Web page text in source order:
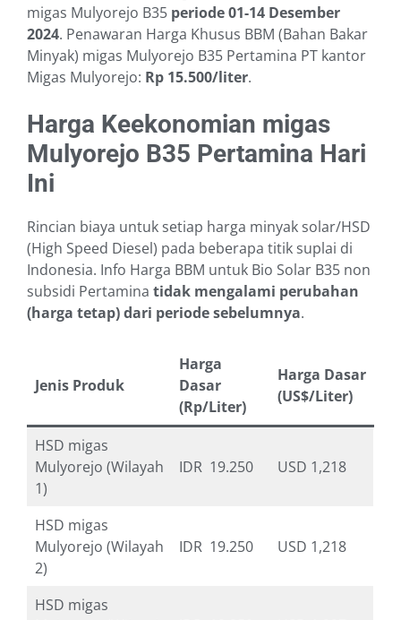
migas Mulyorejo B35 periode 01-14 Desember
2024. Penawaran Harga Khusus BBM (Bahan Bakar
Minyak) migas Mulyorejo B35 Pertamina PT kantor
Migas Mulyorejo: Rp 15.500/liter.
Harga Keekonomian migas
Mulyorejo B35 Pertamina Hari
Ini
Rincian biaya untuk setiap harga minyak solar/HSD
(High Speed Diesel) pada beberapa titik suplai di
Indonesia. Info Harga BBM untuk Bio Solar B35 non
subsidi Pertamina tidak mengalami perubahan
(harga tetap) dari periode sebelumnya.
Jenis Produk
Harga
Dasar
(Rp/Liter)
Harga Dasar
(US$/Liter)
HSD migas
Mulyorejo (Wilayah
1)
IDR 19.250 USD 1,218
HSD migas
Mulyorejo (Wilayah
2)
IDR 19.250 USD 1,218
HSD migas